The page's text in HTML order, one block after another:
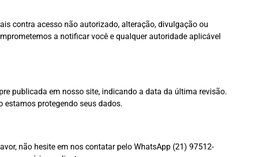
contra acesso não autorizado, alteração, divulgação ou
a notificar você e qualquer autoridade aplicável
publicada em nosso site, indicando a data da última revisão.
estamos protegendo seus dados.
não hesite em nos contatar pelo WhatsApp (21) 97512-